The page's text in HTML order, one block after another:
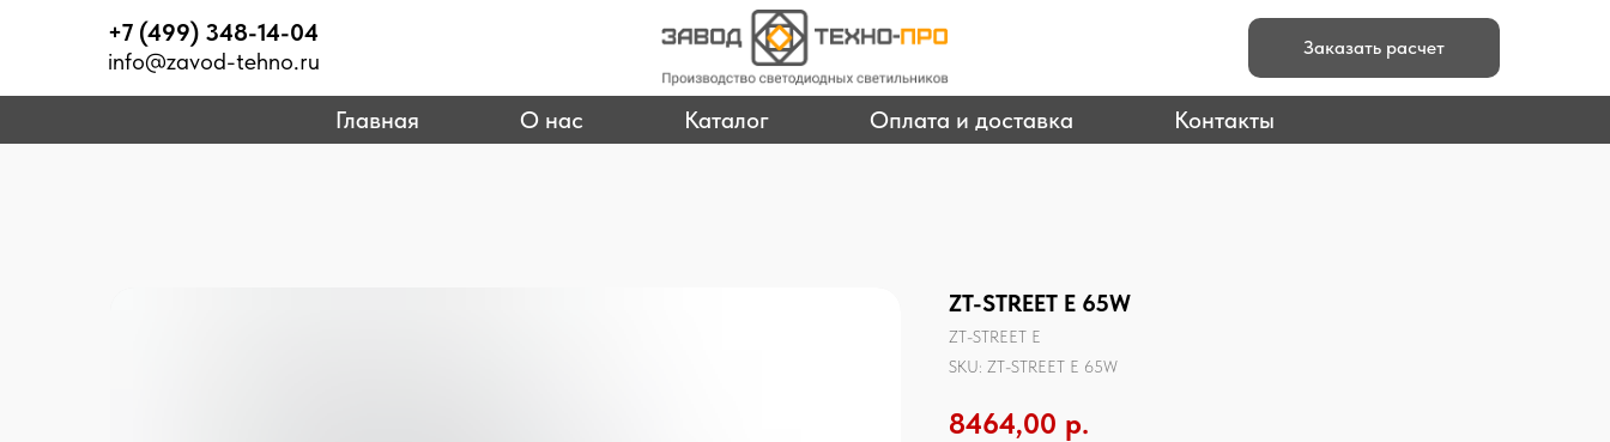
+7 (499) 348-14-04
info@zavod-tehno.ru
Заказать расчет
Главная О нас Каталог Оплата и доставка Контакты
ZT-STREET E 65W
ZT-STREET E
SKU: ZT-STREET E 65W
8464,00 р.